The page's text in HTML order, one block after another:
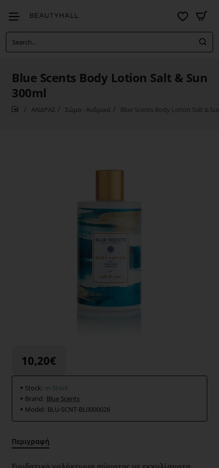
Search...
Blue Scents Body Lotion Salt & Sun
300ml
ΑΝΔΡΑΣ Σώμα - Ανδρικά Blue Scents Body Lotion Salt &
10,20€
Stock: In Stock
Brand: Blue Scents
Model: BLU-SCNT-BL0000028
Περιγραφή